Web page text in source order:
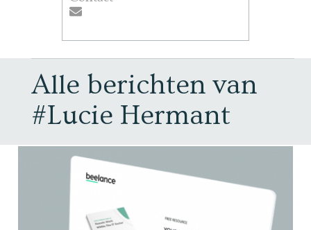
Alle berichten van
#Lucie Hermant